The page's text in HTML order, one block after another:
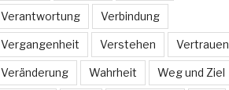
Verantwortung Verbindung
Vergangenheit Verstehen Vertrauen
Veränderung Wahrheit Weg und Ziel